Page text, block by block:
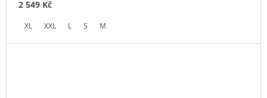
2 549 Kč
XL XXL L S M